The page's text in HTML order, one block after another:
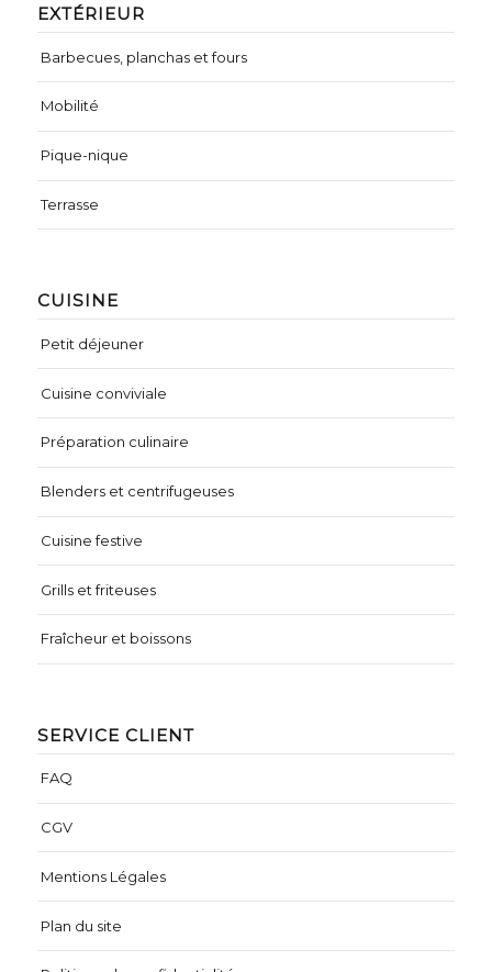
CUISINE
Petit déjeuner
Cuisine conviviale
Préparation culinaire
Blenders et centrifugeuses
Cuisine festive
Grills et friteuses
Fraîcheur et boissons
EXTÉRIEUR
Barbecues, planchas et fours
Mobilité
Pique-nique
Terrasse
SERVICE CLIENT
FAQ
CGV
Mentions Légales
Plan du site